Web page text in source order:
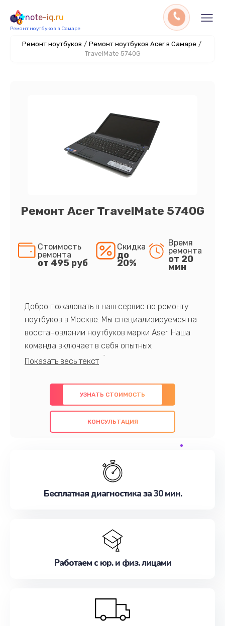
note-iq.ru
Ремонт ноутбуков в Самаре
Ремонт ноутбуков / Ремонт ноутбуков Acer в Самаре /
TravelMate 5740G
Ремонт Acer TravelMate 5740G
Стоимость
ремонта
от 495 руб
Скидка
до
20%
Время
ремонта
от 20
мин
Добро пожаловать в наш сервис по ремонту
ноутбуков в Москве. Мы специализируемся на
восстановлении ноутбуков марки Aser. Наша
команда включает в себя опытных
профессионалов с обширными знаниями и
предлагаем быстрый и качественный ремонт с
использованием оригинальных компонентов, а
также гарантируем качество всех
проведенных работ. Наша цель - предоставить
обслуживание, удовлетворяя их потребности
наилучшим образом. Не медлите записаться на
УЗНАТЬ СТОИМОСТЬ
КОНСУЛЬТАЦИЯ
Бесплатная диагностика за 30 мин.
Работаем с юр. и физ. лицами